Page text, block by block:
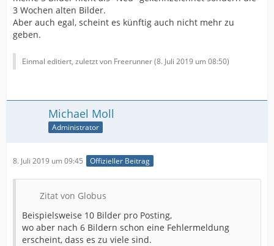
3 Wochen alten Bilder.
Aber auch egal, scheint es künftig auch nicht mehr zu
geben.
Einmal editiert, zuletzt von Freerunner (8. Juli 2019 um 08:50)
Michael Moll
Administrator
8. Juli 2019 um 09:45 Offizieller Beitrag
Zitat von Globus
Beispielsweise 10 Bilder pro Posting,
wo aber nach 6 Bildern schon eine Fehlermeldung
erscheint, dass es zu viele sind.